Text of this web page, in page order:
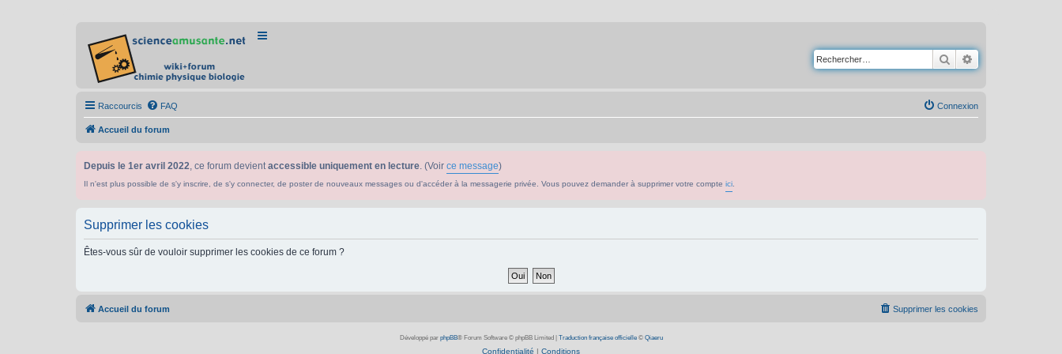
Rechercher
Raccourcis FAQ Connexion
Accueil du forum
Depuis le 1er avril 2022, ce forum devientaccessible uniquement en lecture. (Voir ce message)
Il n'est plus possible de s'y inscrire, de s'y connecter, de poster de nouveaux messages ou d'accéder à la messagerie privée. Vous pouvez demander à supprimer votre compte ici
Supprimer les cookies
Êtes-vous sûr de vouloir supprimer les cookies de ce forum ?
Accueil du forum Supprimer les cookies
Développé par phpBB® Forum Software © phpBB Limited Traduction française officielle© Qiaeru
Confidentialité | Conditions